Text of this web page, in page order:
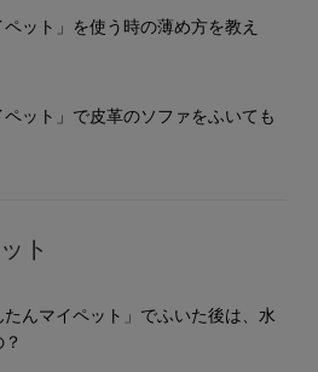
ペット」を使う時の薄め方を教え
ペット」で皮革のソファをふいても
ト
たんマイペット」でふいた後は、水